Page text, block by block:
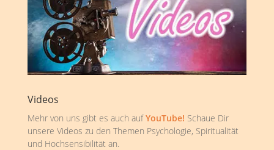
Videos
Mehr von uns gibt es auch aufYouTube! Schaue Dir
unsere Videos zu den Themen Psychologie, Spiritualität
und Hochsensibilität an.